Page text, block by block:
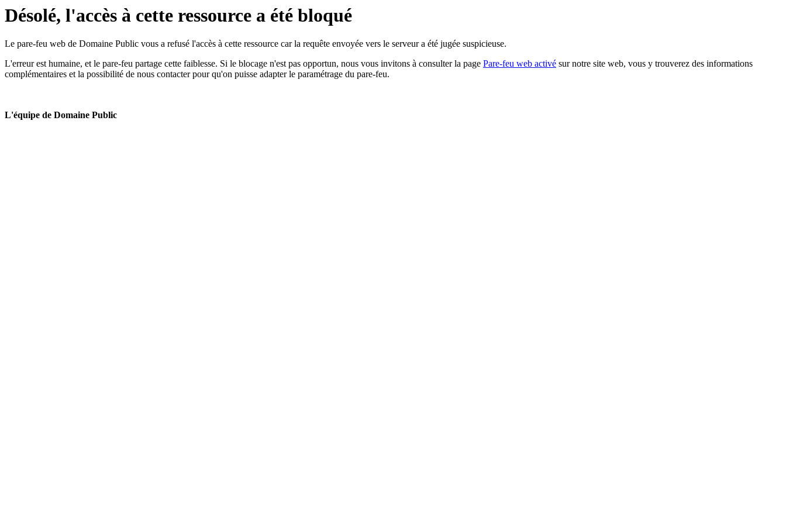
Désolé, l'accès à cette ressource a été bloqué
Le pare-feu web de Domaine Public vous a refusé l'accès à cette ressource car la requête envoyée vers le serveur a été jugée suspicieuse.
L'erreur est humaine, et le pare-feu partage cette faiblesse. Si le blocage n'est pas opportun, nous vous invitons à consulter la page Pare-feu web activé sur notre site web, vous y trouverez des informations
complémentaires et la possibilité de nous contacter pour qu'on puisse adapter le paramétrage du pare-feu.
L'équipe de Domaine Public